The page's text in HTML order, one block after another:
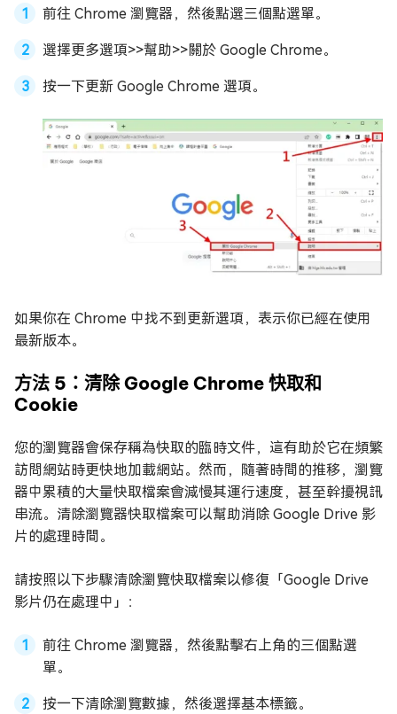
前往 Chrome 瀏覽器，然後點選三個點選單。
選擇更多選項>>幫助>>關於 Google Chrome。
按一下更新 Google Chrome 選項。
如果你在 Chrome 中找不到更新選項，表示你已經在使用
最新版本。
方法 5：清除 Google Chrome 快取和
Cookie
您的瀏覽器會保存稱為快取的臨時文件，這有助於它在頻繁
訪問網站時更快地加載網站。然而，隨著時間的推移，瀏覽
器中累積的大量快取檔案會減慢其運行速度，甚至幹擾視訊
串流。清除瀏覽器快取檔案可以幫助消除 Google Drive 影
片的處理時間。
請按照以下步驟清除瀏覽快取檔案以修復「Google Drive
影片仍在處理中」：
前往 Chrome 瀏覽器，然後點擊右上角的三個點選
單。
按一下清除瀏覽數據，然後選擇基本標籤。